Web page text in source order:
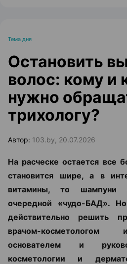
Тема дня
Остановить
волос: кому и
нужно
трихологу?
Автор: 103.by, 20.07.2026
На расческе остается все
становится шире, а в
витамины, то шампуни
очередной «чудо-БАД».
действительно решить
врачом-
основателем и
косметологии и